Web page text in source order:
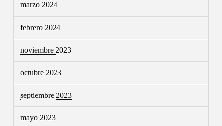
marzo 2024
febrero 2024
noviembre 2023
octubre 2023
septiembre 2023
mayo 2023